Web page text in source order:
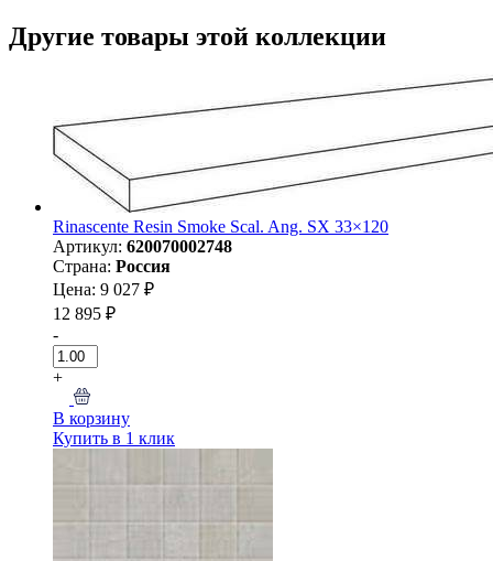
Другие товары этой коллекции
Rinascente Resin Smoke Scal. Ang. SX 33×120
Артикул: 620070002748
Страна: Россия
Цена: 9 027 ₽
12 895 ₽
-
+
В корзину
Купить в 1 клик